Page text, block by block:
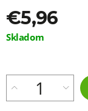
€5,96
Jednotková
Skladom